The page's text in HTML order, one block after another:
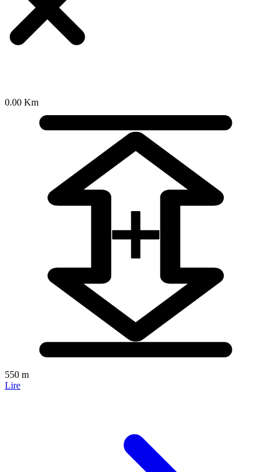
0.00 Km
550 m
Lire